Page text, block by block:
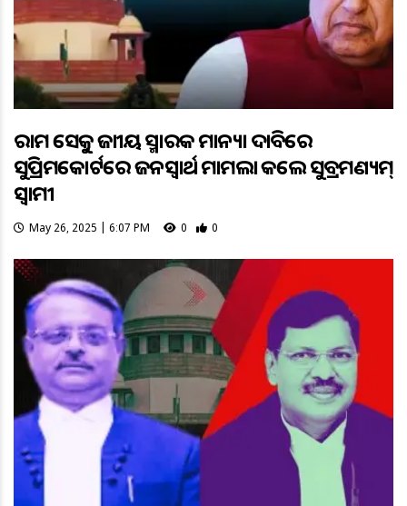
ରାମ ସେତୁକୁ ଜାତୀୟ ସ୍ମାରକ ମାନ୍ୟତା ଦାବିରେ
ସୁପ୍ରିମକୋର୍ଟରେ ଜନସ୍ୱାର୍ଥ ମାମଲା କଲେ ସୁବ୍ରମଣ୍ୟମ୍
ସ୍ୱାମୀ
May 26, 2025 | 6:07 PM 0 0